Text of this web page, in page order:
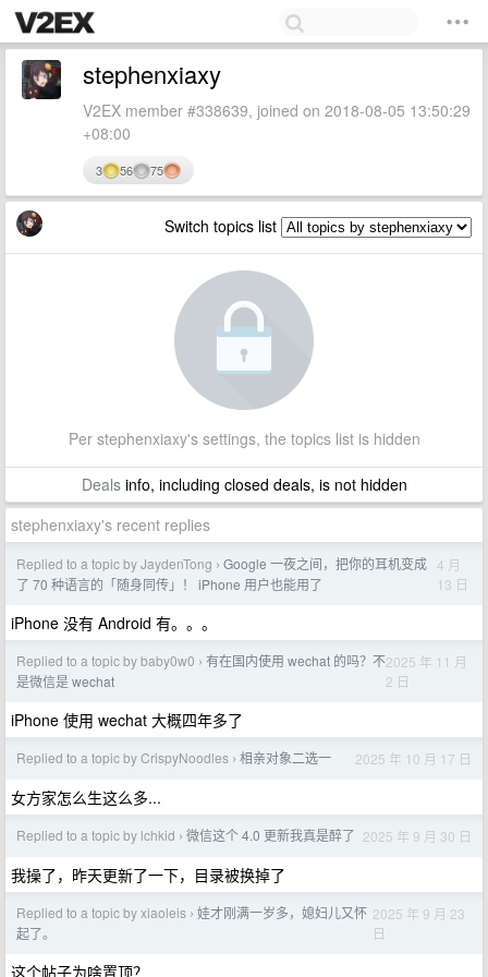
stephenxiaxy
V2EX member #338639, joined on 2018-08-05 13:50:29
+08:00
3 56 75
Switch topics list
Per stephenxiaxy's settings, the topics list is hidden
Dealsinfo, including closed deals, is not hidden
stephenxiaxy's recent replies
Replied to a topic by JaydenTong › Google 一夜之间，把你的耳机变成
了 70 种语言的「随身同传」！ iPhone 用户也能用了
4 月
13 日
iPhone 没有 Android 有。。。
Replied to a topic by baby0w0 › 有在国内使用 wechat 的吗？不
是微信是 wechat
2025 年 11 月
2 日
iPhone 使用 wechat 大概四年多了
Replied to a topic by CrispyNoodles › 相亲对象二选一 2025 年 10 月 17 日
女方家怎么生这么多...
Replied to a topic by lchkid › 微信这个 4.0 更新我真是醉了 2025 年 9 月 30 日
我操了，昨天更新了一下，目录被换掉了
Replied to a topic by xiaoleis › 娃才刚满一岁多，媳妇儿又怀
起了。
2025 年 9 月 23
日
这个帖子为啥置顶？